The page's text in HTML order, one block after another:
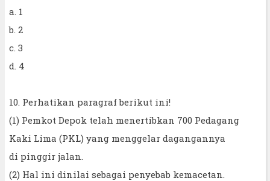
a. 1
b. 2
c. 3
d. 4
10. Perhatikan paragraf berikut ini!
(1) Pemkot Depok telah menertibkan 700 Pedagang
Kaki Lima (PKL) yang menggelar dagangannya
di pinggir jalan.
(2) Hal ini dinilai sebagai penyebab kemacetan.